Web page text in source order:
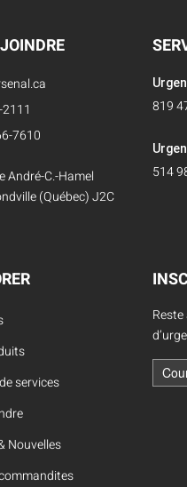
7610
André-C.-Hamel
(Québec) J2C
819
514
services
Nouvelles